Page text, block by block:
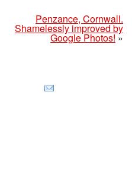
Penzance, Cornwall.
Shamelessly improved by
Google Photos!»